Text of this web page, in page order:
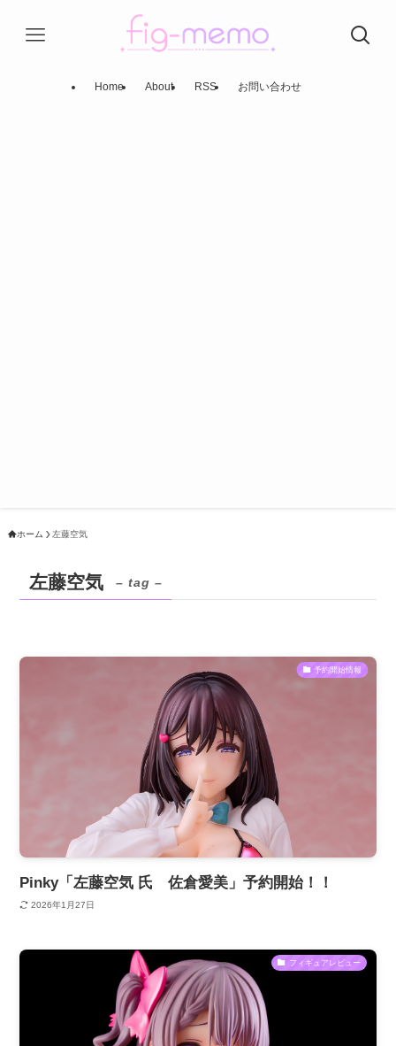
Home About RSS お問い合わせ
ホーム 左藤空気
左藤空気 – tag –
予約開始情報
Pinky「左藤空気 氏 佐倉愛美」予約開始！！
2026年1月27日
フィギュアレビュー